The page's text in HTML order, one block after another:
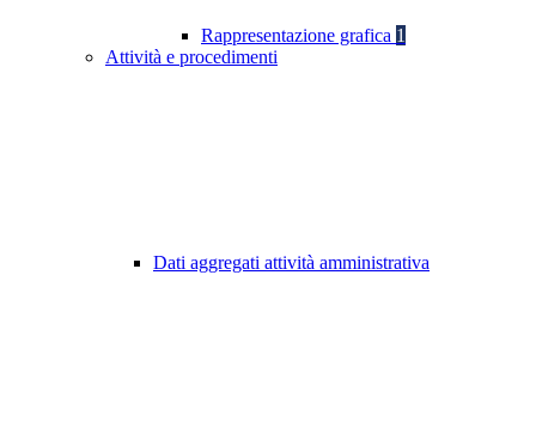
Rappresentazione grafica 1
Attività e procedimenti
Dati aggregati attività amministrativa